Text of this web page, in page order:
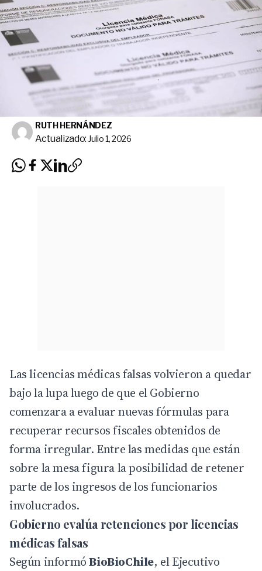
RUTH HERNÁNDEZ
Actualizado: Julio 1, 2026
Las licencias médicas falsas volvieron a quedar
bajo la lupa luego de que el Gobierno
comenzara a evaluar nuevas fórmulas para
recuperar recursos fiscales obtenidos de
forma irregular. Entre las medidas que están
sobre la mesa figura la posibilidad de retener
parte de los ingresos de los funcionarios
involucrados.
Gobierno evalúa retenciones por licencias
médicas falsas
Según informóBioBioChile, el Ejecutivo